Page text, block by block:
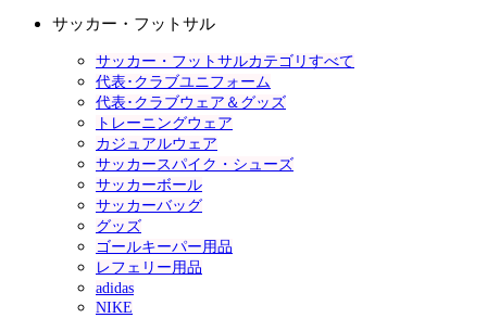
サッカー・フットサル
サッカー・フットサルカテゴリすべて
代表･クラブユニフォーム
代表･クラブウェア＆グッズ
トレーニングウェア
カジュアルウェア
サッカースパイク・シューズ
サッカーボール
サッカーバッグ
グッズ
ゴールキーパー用品
レフェリー用品
adidas
NIKE